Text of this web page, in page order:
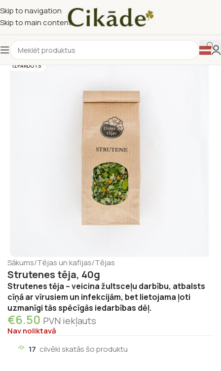
Skip to navigation
Skip to main content
IZPĀRDOTS
Sākums/Tējas un kafijas/Tējas
Strutenes tēja, 40g
Strutenes tēja – veicina žultsceļu darbību, atbalsts
cīņā ar vīrusiem un infekcijām, bet lietojama ļoti
uzmanīgi tās spēcīgās iedarbības dēļ.
€6.50 PVN iekļauts
Nav noliktavā
17 cilvēki skatās šo produktu